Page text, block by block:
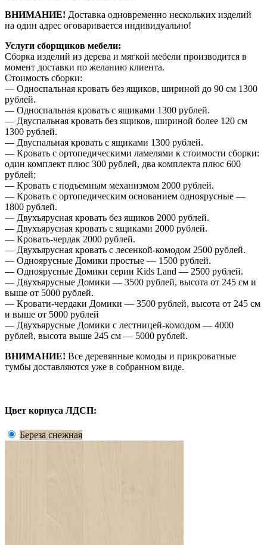
ВНИМАНИЕ! Доставка одновременно нескольких изделий
на один адрес оговаривается индивидуально!
Услуги сборщиков мебели:
Сборка изделий из дерева и мягкой мебели производится в
момент доставки по желанию клиента.
Стоимость сборки:
— Односпальная кровать без ящиков, шириной до 90 см 1300
рублей.
— Односпальная кровать с ящиками 1300 рублей.
— Двуспальная кровать без ящиков, шириной более 120 см
1300 рублей.
— Двуспальная кровать с ящиками 1300 рублей.
— Кровать с ортопедическими ламелями к стоимости сборки:
один комплект плюс 300 рублей, два комплекта плюс 600
рублей;
— Кровать с подъемным механизмом 2000 рублей.
— Кровать с ортопедическим основанием одноярусные —
1800 рублей.
— Двухъярусная кровать без ящиков 2000 рублей.
— Двухъярусная кровать с ящиками 2000 рублей.
— Кровать-чердак 2000 рублей.
— Двухъярусная кровать с лесенкой-комодом 2500 рублей.
— Одноярусные Домики простые — 1500 рублей.
— Одноярусные Домики серии Kids Land — 2500 рублей.
— Двухъярусные Домики — 3500 рублей, высота от 245 см и
выше от 5000 рублей.
— Кровати-чердаки Домики — 3500 рублей, высота от 245 см
и выше от 5000 рублей
— Двухъярусные Домики с лестницей-комодом — 4000
рублей, высота выше 245 см — 5000 рублей.
ВНИМАНИЕ! Все деревянные комоды и прикроватные
тумбы доставляются уже в собранном виде.
Цвет корпуса ЛДСП:
Береза снежная